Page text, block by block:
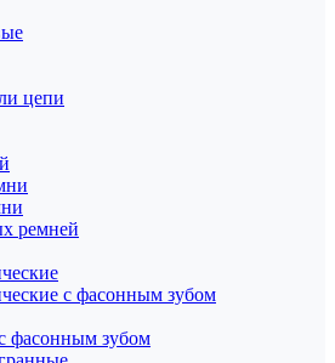
цепи
ремней
с фасонным зубом
фасонным зубом